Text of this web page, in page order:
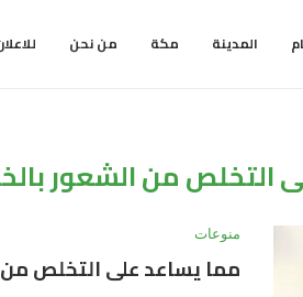
المدينة مكة من نحن
التخلص من الشعور
منوعات
مما يساعد على التخلص